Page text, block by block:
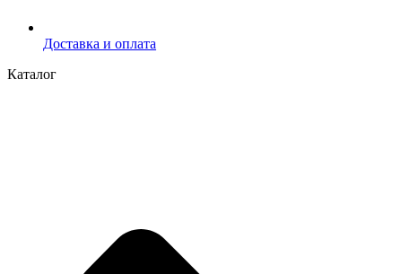
Доставка и оплата
Каталог